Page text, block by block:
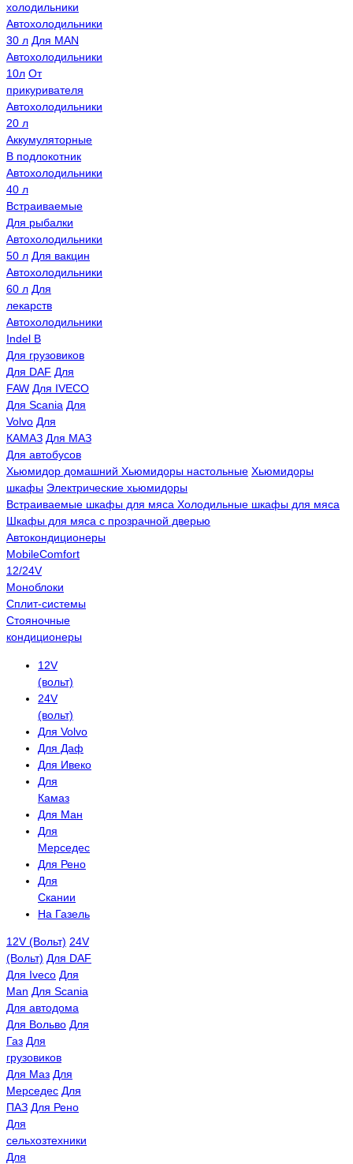
холодильники
Автохолодильники
30 л Для MAN
Автохолодильники
10л От
прикуривателя
Автохолодильники
20 л
Аккумуляторные
В подлокотник
Автохолодильники
40 л
Встраиваемые
Для рыбалки
Автохолодильники
50 л Для вакцин
Автохолодильники
60 л Для
лекарств
Автохолодильники
Indel B
Для грузовиков
Для DAF Для
FAW Для IVECO
Для Scania Для
Volvo Для
КАМАЗ Для МАЗ
Для автобусов
Хьюмидор домашний Хьюмидоры настольные Хьюмидоры
шкафы Электрические хьюмидоры
Встраиваемые шкафы для мяса Холодильные шкафы для мяса
Шкафы для мяса с прозрачной дверью
Автокондиционеры
MobileComfort
12/24V
Моноблоки
Сплит-системы
Стояночные
кондиционеры
12V
(вольт)
24V
(вольт)
Для Volvo
Для Даф
Для Ивеко
Для
Камаз
Для Ман
Для
Мерседес
Для Рено
Для
Скании
На Газель
12V (Вольт) 24V
(Вольт) Для DAF
Для Iveco Для
Man Для Scania
Для автодома
Для Вольво Для
Газ Для
грузовиков
Для Маз Для
Мерседес Для
ПАЗ Для Рено
Для
сельхозтехники
Для